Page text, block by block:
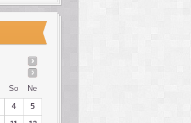
So Ne
4
5